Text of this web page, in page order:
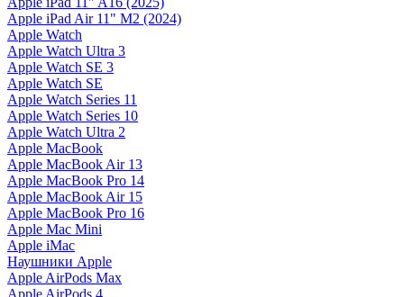
Apple iPad Air 11" M2 (2024)
Apple Watch
Apple Watch Ultra 3
Apple Watch SE 3
Apple Watch SE
Apple Watch Series 11
Apple Watch Series 10
Apple Watch Ultra 2
Apple MacBook
Apple MacBook Air 13
Apple MacBook Pro 14
Apple MacBook Air 15
Apple MacBook Pro 16
Apple Mac Mini
Apple iMac
Наушники Apple
Apple AirPods Max
Apple AirPods 4